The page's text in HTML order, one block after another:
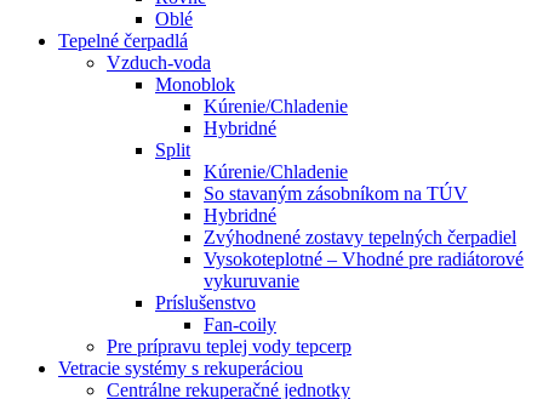
Oblé
Tepelné čerpadlá
Vzduch-voda
Monoblok
Kúrenie/Chladenie
Hybridné
Split
Kúrenie/Chladenie
So stavaným zásobníkom na TÚV
Hybridné
Zvýhodnené zostavy tepelných čerpadiel
Vysokoteplotné – Vhodné pre radiátorové
vykuruvanie
Príslušenstvo
Fan-coily
Pre prípravu teplej vody tepcerp
Vetracie systémy s rekuperáciou
Centrálne rekuperačné jednotky